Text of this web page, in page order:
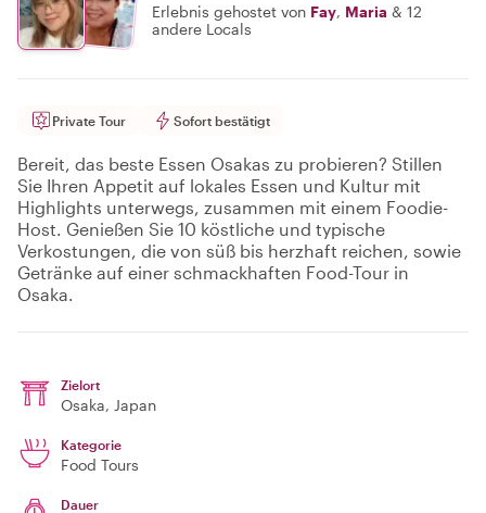
Erlebnis gehostet von Fay, Maria & 12
andere Locals
Private Tour Sofort bestätigt
Bereit, das beste Essen Osakas zu probieren? Stillen
Sie Ihren Appetit auf lokales Essen und Kultur mit
Highlights unterwegs, zusammen mit einem Foodie-
Host. Genießen Sie 10 köstliche und typische
Verkostungen, die von süß bis herzhaft reichen, sowie
Getränke auf einer schmackhaften Food-Tour in
Osaka.
Zielort
Osaka, Japan
Kategorie
Food Tours
Dauer